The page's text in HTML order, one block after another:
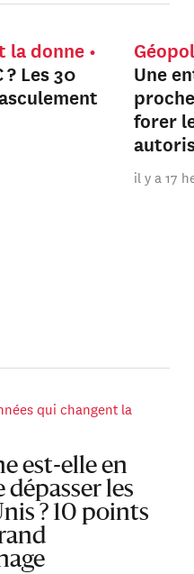
la donne
? Les 30
Une
forer
il y a 17
qui changent la
est-elle en
dépasser les
? 10 points